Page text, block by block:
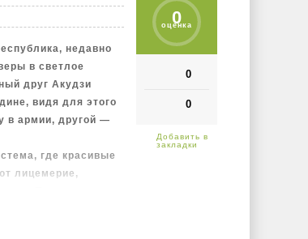
0
оценка
0
0
недавно
в светлое
друг Акудзи
видя для этого
в армии, другой —
где красивые
лицемерие,